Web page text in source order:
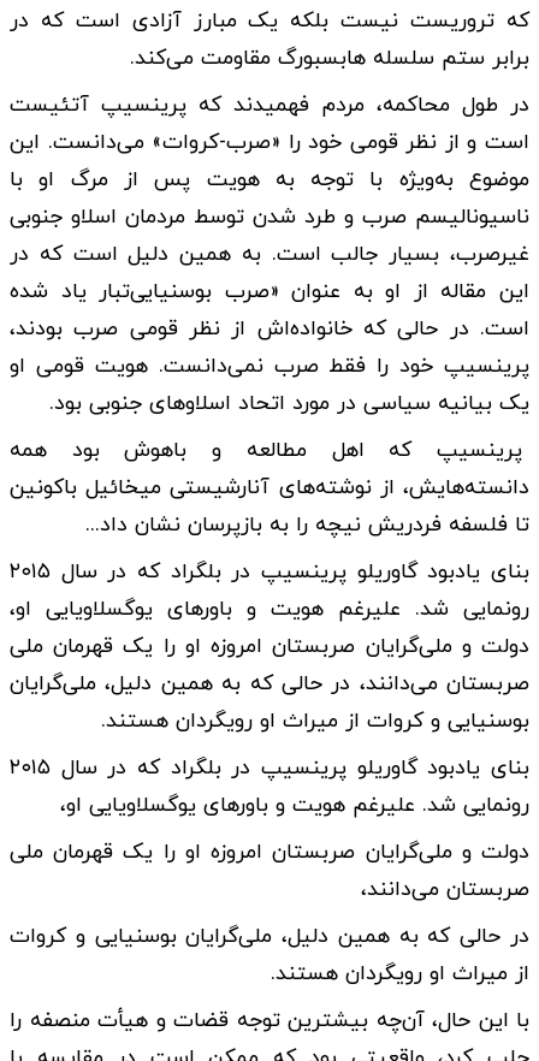
که تروریست نیست بلکه یک مبارز آزادی است که در
برابر ستم سلسله هابسبورگ مقاومت می‌کند.
در طول محاکمه، مردم فهمیدند که پرینسیپ آتئیست
است و از نظر قومی خود را «صرب-کروات» می‌دانست. این
موضوع به‌ویژه با توجه به هویت پس از مرگ او با
ناسیونالیسم صرب و طرد شدن توسط مردمان اسلاو جنوبی
غیرصرب، بسیار جالب است. به همین دلیل است که در
این مقاله از او به عنوان «صرب بوسنیایی‌تبار یاد شده
است. در حالی که خانواده‌اش از نظر قومی صرب بودند،
پرینسیپ خود را فقط صرب نمی‌دانست. هویت قومی او
یک بیانیه سیاسی در مورد اتحاد اسلاوهای جنوبی بود.
پرینسیپ که اهل مطالعه و باهوش بود همه
دانسته‌هایش، از نوشته‌های آنارشیستی میخائیل باکونین
تا فلسفه فردریش نیچه را به بازپرسان نشان داد...
بنای یادبود گاوریلو پرینسیپ در بلگراد که در سال ۲۰۱۵
رونمایی شد. علیرغم هویت و باورهای یوگسلاویایی او،
دولت و ملی‌گرایان صربستان امروزه او را یک قهرمان ملی
صربستان می‌دانند، در حالی که به همین دلیل، ملی‌گرایان
بوسنیایی و کروات از میراث او رویگردان هستند.
بنای یادبود گاوریلو پرینسیپ در بلگراد که در سال ۲۰۱۵
رونمایی شد. علیرغم هویت و باورهای یوگسلاویایی او،
دولت و ملی‌گرایان صربستان امروزه او را یک قهرمان ملی
صربستان می‌دانند،
در حالی که به همین دلیل، ملی‌گرایان بوسنیایی و کروات
از میراث او رویگردان هستند.
با این حال، آن‌چه بیشترین توجه قضات و هیأت منصفه را